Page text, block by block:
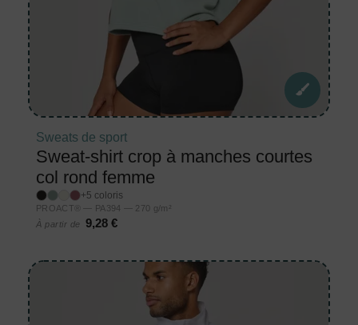
Sweats de sport
Sweat-shirt crop à manches courtes
col rond femme
+5 coloris
PROACT® — PA394 — 270 g/m²
À partir de
9,28 €